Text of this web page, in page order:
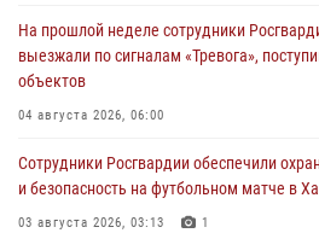
На прошлой неделе сотрудники
выезжали по сигналам «Тревога»,
объектов
04 августа 2026, 06:00
Сотрудники Росгвардии обеспечили
и безопасность на футбольном матче в
03 августа 2026, 03:13 1